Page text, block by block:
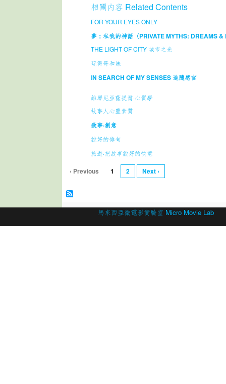
相關内容 Related Contents
FOR YOUR EYES ONLY
夢：私我的神話〈PRIVATE MYTHS: DREAMS &
THE LIGHT OF CITY 城市之光
玩得哥和妹
IN SEARCH OF MY SENSES 追隨感官
維琴尼亞薩提爾·心質學
故事人心靈素質
敘事·創意
說好的俳句
旅遊·把故事說好的快意
‹ Previous 1 2 Next ›
馬來西亞微電影實驗室 Micro Movie Lab